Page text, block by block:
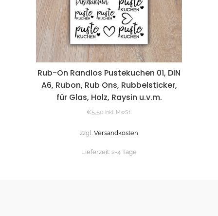
Rub-On Randlos Pustekuchen 01, DIN
A6, Rubon, Rub Ons, Rubbelsticker,
für Glas, Holz, Raysin u.v.m.
€5,50 inkl. MwSt.
zzgl. Versandkosten
Lieferzeit: 2-4 Tage